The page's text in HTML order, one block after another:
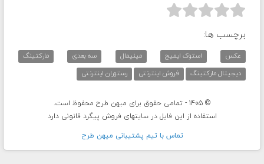



برچسب ها:
عکس استوک ایمیج مینیمال سه بعدی
مارکتینگ
دیجیتال مارکتینگ
فروش اینترنتی رستوران اینترنتی
© 1405 - تمامی حقوق برای میهن طرح محفوظ است.
استفاده از این فایل در سایتهای فروش پیگرد قانونی دارد
تماس با تيم پشتيبانی ميهن طرح